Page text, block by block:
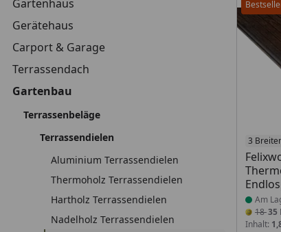
Gartenhaus
Gerätehaus
Carport & Garage
Terrassendach
Gartenbau
Terrassenbeläge
Terrassendielen
Aluminium Terrassendielen
Thermoholz Terrassendielen
Hartholz Terrassendielen
Nadelholz Terrassendielen
3
Am
1835
Inhalt: